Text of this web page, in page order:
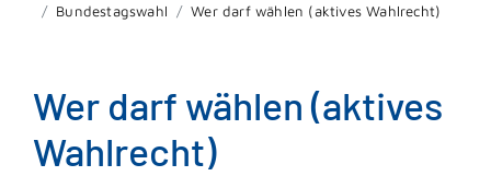
Bundestagswahl
Wer darf wählen (aktives Wahlrecht)
Wer darf wählen (aktives
Wahlrecht)